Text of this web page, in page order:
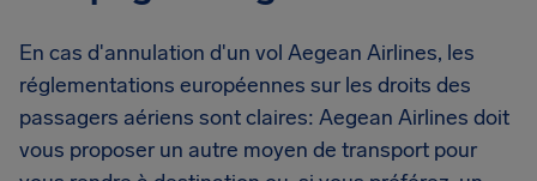
En cas d'annulation d'un vol Aegean Airlines, les
réglementations européennes sur les droits des
passagers aériens sont claires: Aegean Airlines doit
vous proposer un autre moyen de transport pour